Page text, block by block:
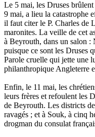
Le 5 mai, les Druses
9 mai, a lieu la catastrophe
il faut citer le P. Charles de
maronites. La veille de cet
à Beyrouth, dans un salon :
puisque ce sont les Druses
Parole cruelle qui jette une
philanthropique Angleterre
Enfin, le 11 mai, les
leurs frères et refoulent les
de Beyrouth. Les districts
ravagés ; et à Souk, à cinq
drogman du consulat